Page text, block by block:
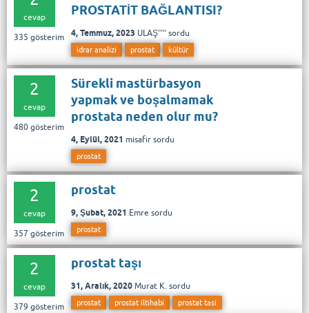
cevap
335 gösterim
PROSTATİT BAĞLANTISI?
4, Temmuz, 2023 ULAŞ'''' sordu
idrar analizi prostat kültür
2
cevap
480 gösterim
Sürekli mastürbasyon
yapmak ve boşalmamak
prostata neden olur mu?
4, Eylül, 2021 misafir sordu
prostat
2
cevap
357 gösterim
prostat
9, Şubat, 2021 Emre sordu
prostat
2
cevap
379 gösterim
prostat taşı
31, Aralık, 2020 Murat K. sordu
prostat prostat iltihabi prostat tasi